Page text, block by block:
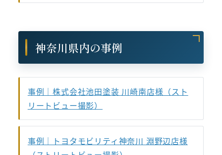
神奈川県内の事例
事例｜株式会社池田塗装 川崎南店様（スト
リートビュー撮影）
事例｜トヨタモビリティ神奈川 淵野辺店様